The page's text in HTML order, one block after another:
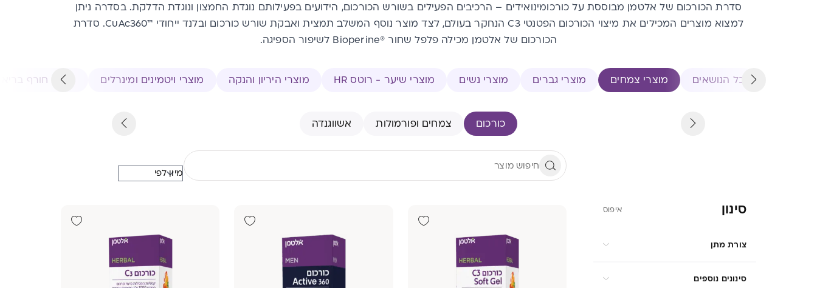
סדרת הכורכום של אלטמן מבוססת על כורכומינואידים – הרכיבים הפעילים בשורש הכורכום, הידועים בפעילותם נוגדת החמצון ונוגדת הדלקת. בסדרה ניתן
למצוא מוצרים המכילים את מיצוי הכורכום הפטנטי C3 הנחקר בעולם, לצד מוצר נוסף המשלב תמצית ואבקת שורש כורכום ובלנד ייחודי ™CuAc360. סדרת
הכורכום של אלטמן מכילה פלפל שחור ®Bioperine לשיפור הספיגה.
כל הנושאים מוצרי צמחים מוצרי גברים מוצרי נשים מוצרי שיער - רוטס HR מוצרי היריון והנקה מוצרי ויטמינים ומינרלים מוצרי חורף בריא
כורכום צמחים ופורמולות אשווגנדה
סינון איפוס
צורת מתן
סינונים נוספים